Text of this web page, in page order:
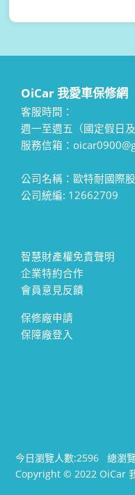
OiCar 我愛車保修網
客服時間：
週一至週五（國定假日
服務信箱：
公司名稱：歐特耐國際
公司統編: 12662709
智慧財產權免責聲明
企業特約合作
會員意見反饋
保修廠申請
保障廠登入
今日瀏覽人數:2596總瀏
Copyright © 2022 OiCar